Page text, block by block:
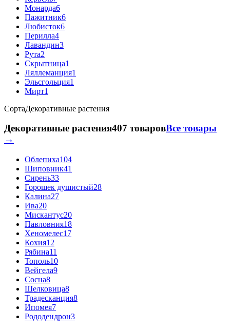
Монарда6
Пажитник6
Любисток6
Перилла4
Лавандин3
Рута2
Скрытница1
Ляллеманция1
Эльсгольция1
Мирт1
СортаДекоративные растения
Декоративные растения407 товаровВсе товары
→
Облепиха104
Шиповник41
Сирень33
Горошек душистый28
Калина27
Ива20
Мискантус20
Павловния18
Хеномелес17
Кохия12
Рябина11
Тополь10
Вейгела9
Сосна8
Шелковица8
Традесканция8
Ипомея7
Рододендрон3